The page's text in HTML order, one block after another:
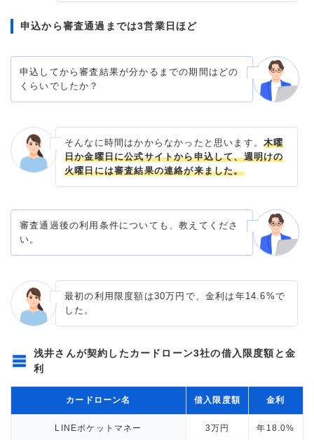
申込から審査通過までは3営業日ほど
申込してから審査結果が分かるまでの期間はどの
くらいでしたか？
そんなに時間はかからなかったと思います。 木曜
日か金曜日に公式サイトから申込して、週明けの
火曜日には審査結果の連絡が来ました。
審査通過後の利用条件についても、教えてくださ
い。
最初の利用限度額は30万円で、金利は年14.6%で
した。
浅井さんが契約したカードローン3社の借入限度額と金
利
カードローン名 借入限度額 金利
LINEポケットマネー 3万円 年18.0%